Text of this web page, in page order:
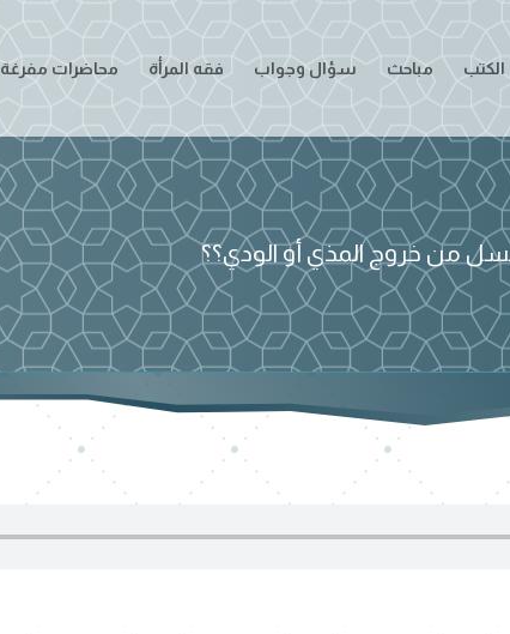
الكتب مباحث سؤال وجواب فقه المرأة محاضرات مفرغة
من خروج المذي أو الودي؟؟